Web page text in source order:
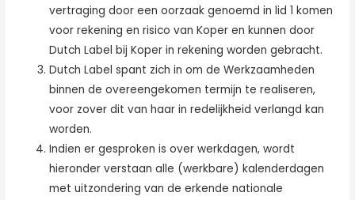
vertraging door een oorzaak genoemd in lid 1 komen
voor rekening en risico van Koper en kunnen door
Dutch Label bij Koper in rekening worden gebracht.
Dutch Label spant zich in om de Werkzaamheden
binnen de overeengekomen termijn te realiseren,
voor zover dit van haar in redelijkheid verlangd kan
worden.
Indien er gesproken is over werkdagen, wordt
hieronder verstaan alle (werkbare) kalenderdagen
met uitzondering van de erkende nationale